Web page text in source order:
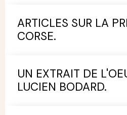
ARTICLES SUR LA
CORSE.
UN EXTRAIT DE
LUCIEN BODARD.